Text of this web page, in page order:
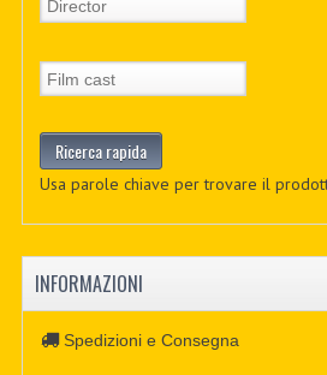
Usa parole chiave per trovare il
INFORMAZIONI
Spedizioni e Consegna